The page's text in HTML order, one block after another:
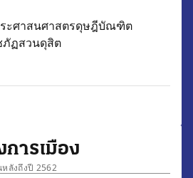
ะศาสนศาสตรดุษฎีบัณฑิต
ภัฏสวนดุสิต
ารเมือง
ลังถึงปี 2562